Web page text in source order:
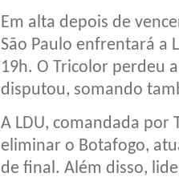
Em alta depois de
São Paulo enfrentará a
19h. O Tricolor perdeu
disputou, somando
A LDU, comandada por
eliminar o Botafogo,
de final. Além disso,